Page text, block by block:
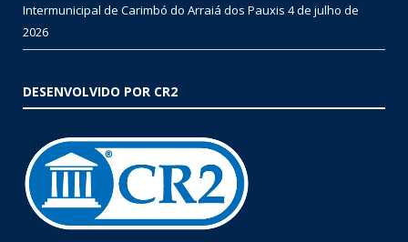
Intermunicipal de Carimbó do Arraiá dos Pauxis 4 de julho de
2026
DESENVOLVIDO POR CR2